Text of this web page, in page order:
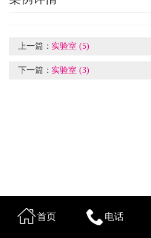
上一篇：实验室 (5)
下一篇：实验室 (3)
首页 电话